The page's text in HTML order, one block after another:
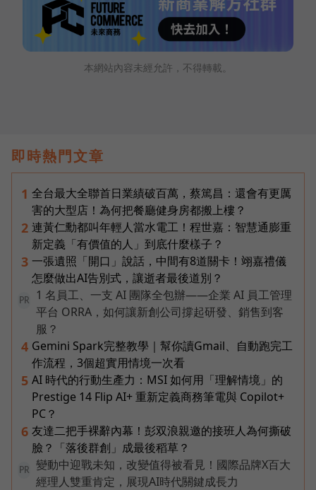
本網站內容未經允許，不得轉載。
即時熱門文章
1 全台最大全聯首日業績破百萬，蔡篤昌：還會有更厲
害的大型店！為何把餐廳健身房都搬上樓？
2 連黃仁勳都叫年輕人當水電工！程世嘉：智慧通膨重
新定義「有價值的人」到底什麼樣子？
3 一張遺照「開口」說話，中間有8道關卡！翊嘉禮儀
怎麼做出AI告別式，讓逝者最後道別？
PR
1 名員工、一支 AI 團隊全包辦——企業 AI 員工管理
平台 ORRA，如何讓新創公司撐起研發、銷售到客
服？
4 Gemini Spark完整教學｜幫你讀Gmail、自動跑完工
作流程，3個超實用情境一次看
5 AI 時代的行動生產力：MSI 如何用「理解情境」的
Prestige 14 Flip AI+ 重新定義商務筆電與 Copilot+
PC？
6 友達二把手裸辭內幕！彭双浪親邀的接班人為何撕破
臉？「落後群創」成最後稻草？
PR
變動中迎戰未知，改變值得被看見！國際品牌X百大
經理人雙重肯定，展現AI時代關鍵成長力